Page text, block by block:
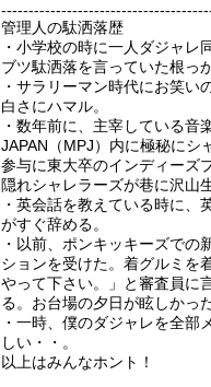
管理人の駄洒落歴
・小学校の時に一人ダジャレ
ブツ駄洒落を言っていた根っ
・サラリーマン時代にお笑い
白さにハマル。
・数年前に、主宰している
JAPAN（MPJ）内に極秘にシ
参与に東大卒のインディーズ
隠れシャレラーズが巷に沢山
・英会話を教えている時に、
がすぐ辞める。
・以前、ポンキッキーズでの
ションを受けた。着グルミを
やって下さい。」と審査員に
る。お台場の夕日が眩しかった
・一時、僕のダジャレを全部
しい・・。
以上はみんなホント！